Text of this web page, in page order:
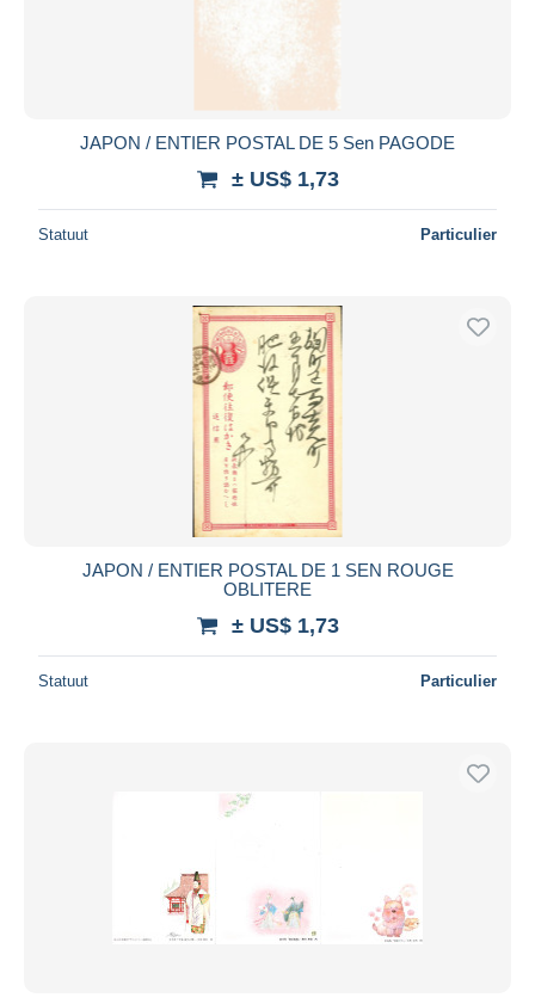
JAPON / ENTIER POSTAL DE 5 Sen PAGODE
± US$ 1,73
Statuut Particulier
JAPON / ENTIER POSTAL DE 1 SEN ROUGE
OBLITERE
± US$ 1,73
Statuut Particulier